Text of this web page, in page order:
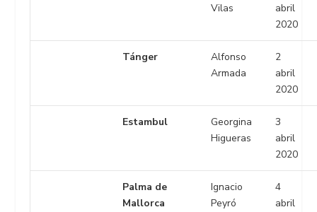
Vilas
abril
2020
Tánger
Alfonso
Armada
2
abril
2020
Estambul
Georgina
Higueras
3
abril
2020
Palma de
Mallorca
Ignacio
Peyró
4
abril